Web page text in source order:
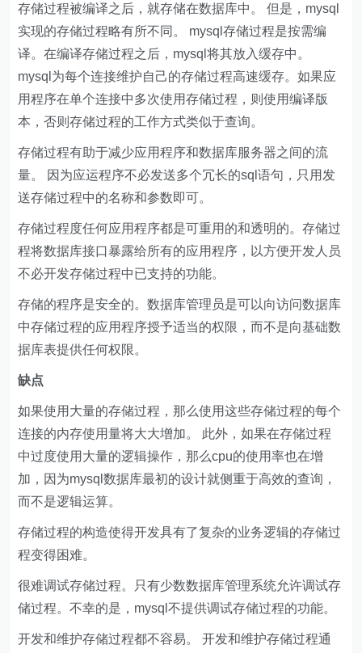
存储过程被编译之后，就存储在数据库中。 但是，mysql
实现的存储过程略有所不同。 mysql存储过程是按需编
译。在编译存储过程之后，mysql将其放入缓存中。
mysql为每个连接维护自己的存储过程高速缓存。如果应
用程序在单个连接中多次使用存储过程，则使用编译版
本，否则存储过程的工作方式类似于查询。
存储过程有助于减少应用程序和数据库服务器之间的流
量。 因为应运程序不必发送多个冗长的sql语句，只用发
送存储过程中的名称和参数即可。
存储过程度任何应用程序都是可重用的和透明的。存储过
程将数据库接口暴露给所有的应用程序，以方便开发人员
不必开发存储过程中已支持的功能。
存储的程序是安全的。数据库管理员是可以向访问数据库
中存储过程的应用程序授予适当的权限，而不是向基础数
据库表提供任何权限。
缺点
如果使用大量的存储过程，那么使用这些存储过程的每个
连接的内存使用量将大大增加。 此外，如果在存储过程
中过度使用大量的逻辑操作，那么cpu的使用率也在增
加，因为mysql数据库最初的设计就侧重于高效的查询，
而不是逻辑运算。
存储过程的构造使得开发具有了复杂的业务逻辑的存储过
程变得困难。
很难调试存储过程。只有少数数据库管理系统允许调试存
储过程。不幸的是，mysql不提供调试存储过程的功能。
开发和维护存储过程都不容易。 开发和维护存储过程通